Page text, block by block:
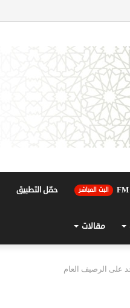
البث المباشر حمّل التطبيق
مقالات
على الرصيف العام